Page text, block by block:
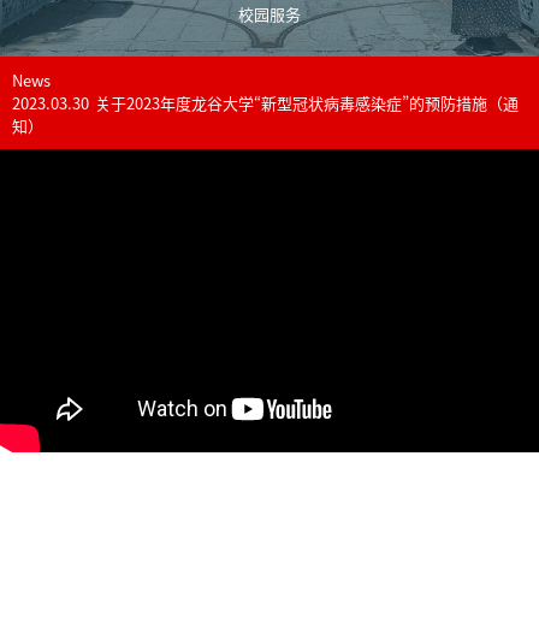
校园服务
News
2023.03.30 关于2023年度龙谷大学“新型冠状病毒感染症”的预防措施（通
知）